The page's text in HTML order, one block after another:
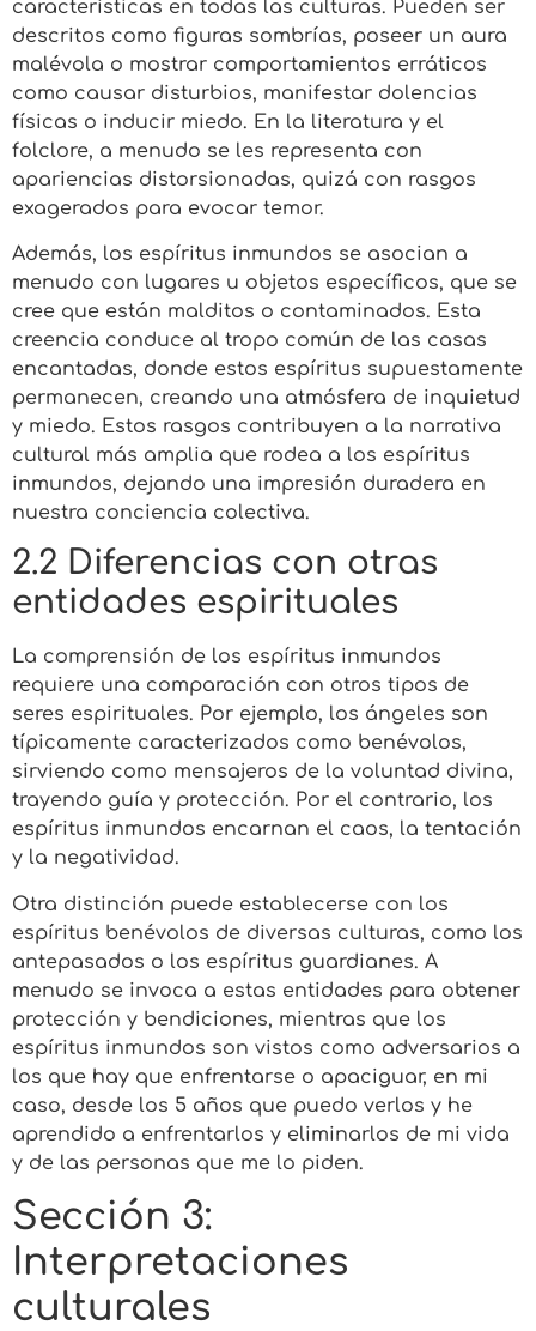
características en todas las culturas. Pueden ser
descritos como figuras sombrías, poseer un aura
malévola o mostrar comportamientos erráticos
como causar disturbios, manifestar dolencias
físicas o inducir miedo. En la literatura y el
folclore, a menudo se les representa con
apariencias distorsionadas, quizá con rasgos
exagerados para evocar temor.
Además, los espíritus inmundos se asocian a
menudo con lugares u objetos específicos, que se
cree que están malditos o contaminados. Esta
creencia conduce al tropo común de las casas
encantadas, donde estos espíritus supuestamente
permanecen, creando una atmósfera de inquietud
y miedo. Estos rasgos contribuyen a la narrativa
cultural más amplia que rodea a los espíritus
inmundos, dejando una impresión duradera en
nuestra conciencia colectiva.
2.2 Diferencias con otras
entidades espirituales
La comprensión de los espíritus inmundos
requiere una comparación con otros tipos de
seres espirituales. Por ejemplo, los ángeles son
típicamente caracterizados como benévolos,
sirviendo como mensajeros de la voluntad divina,
trayendo guía y protección. Por el contrario, los
espíritus inmundos encarnan el caos, la tentación
y la negatividad.
Otra distinción puede establecerse con los
espíritus benévolos de diversas culturas, como los
antepasados o los espíritus guardianes. A
menudo se invoca a estas entidades para obtener
protección y bendiciones, mientras que los
espíritus inmundos son vistos como adversarios a
los que hay que enfrentarse o apaciguar, en mi
caso, desde los 5 años que puedo verlos y he
aprendido a enfrentarlos y eliminarlos de mi vida
y de las personas que me lo piden.
Sección 3:
Interpretaciones
culturales